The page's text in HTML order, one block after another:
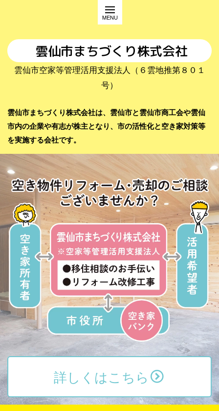
雲仙市まちづくり株式会社
雲仙市空家等管理活用支援法人（６雲地推第８０１
号）
雲仙市まちづくり株式会社は、雲仙市と雲仙市商工会や雲仙
市内の企業や有志が株主となり、市の活性化と空き家対策等
を実施する会社です。
詳しくはこちら